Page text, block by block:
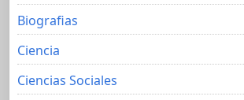
Biografias
Ciencia
Ciencias Sociales